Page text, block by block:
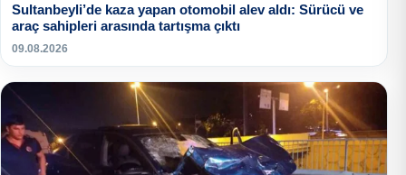
Sultanbeyli’de kaza yapan otomobil alev aldı: Sürücü ve
araç sahipleri arasında tartışma çıktı
09.08.2026